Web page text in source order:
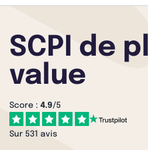
SCPI de
value
Score : 4.9/5
Sur 531 avis